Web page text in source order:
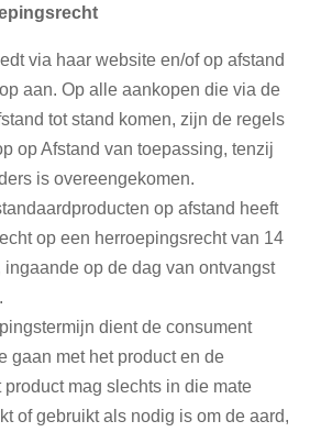
via haar website en/of op afstand
aan. Op alle aankopen die via de
tot stand komen, zijn de regels
op Afstand van toepassing, tenzij
is overeengekomen.
op afstand heeft
op een herroepingsrecht van 14
op de dag van ontvangst
dient de consument
gaan met het product en de
mag slechts in die mate
of gebruikt als nodig is om de aard,